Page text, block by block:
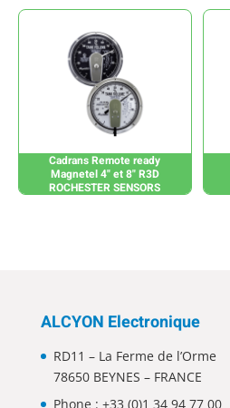
Cadrans Remote ready
Magnetel 4" et 8" R3D
ROCHESTER SENSORS
ALCYON Electronique
RD11 – La Ferme de l’Orme
78650 BEYNES – FRANCE
Phone : +33 (0)1 34 94 77 00